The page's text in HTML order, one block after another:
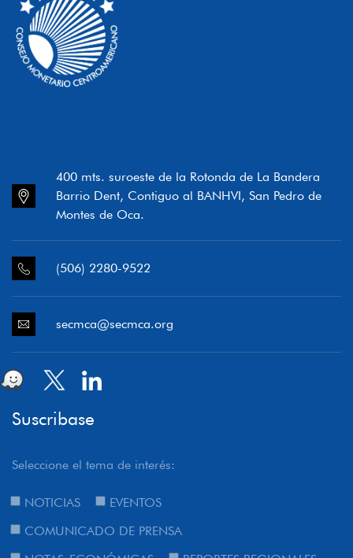
400 mts. suroeste de la Rotonda de La Bandera
Barrio Dent, Contiguo al BANHVI, San Pedro de
Montes de Oca.
(506) 2280-9522
secmca@secmca.org
Suscribase
Seleccione el tema de interés:
NOTICIAS
EVENTOS
COMUNICADO DE PRENSA